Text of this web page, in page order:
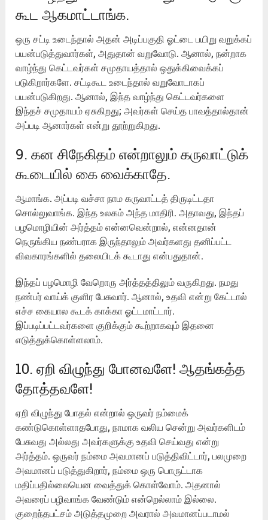
கூட ஆகமாட்டாங்க.
ஒரு சட்டி உடைந்தால் அதன் அடிப்பகுதி ஓட்டை பயிறு வறுக்கப்
பயன்படுத்துவார்கள், அதுதான் வறுவோடு. ஆனால், நன்றாக
வாழ்ந்து கெட்டவர்கள் சமுதாயத்தால் ஒதுக்கிவைக்கப்
படுகிறார்களே. சட்டிகூட உடைந்தால் வறுவோடாகப்
பயன்படுகிறது. ஆனால், இந்த வாழ்ந்து கெட்டவர்களை
இந்தச் சமுதாயம் ஏசுகிறது; அவர்கள் செய்த பாவத்தால்தான்
அப்படி ஆனார்கள் என்று தூற்றுகிறது.
9. கன சிநேகிதம் என்றாலும் கருவாட்டுக்
கூடையில் கை வைக்காதே.
ஆமாங்க. அப்படி வச்சா நாம கருவாட்டத் திருடிட்டதா
சொல்லுவாங்க. இந்த உலகம் அந்த மாதிரி. அதாவது, இந்தப்
பழமொழியின் அர்த்தம் என்னவென்றால், என்னதான்
நெருங்கிய நண்பராக இருந்தாலும் அவர்களது தனிப்பட்ட
விவகாரங்களில் தலையிடக் கூடாது என்பதுதான்.
இந்தப் பழமொழி வேறொரு அர்த்தத்திலும் வருகிறது. நமது
நண்பர் வாய்க் குளிர பேசுவார். ஆனால், உதவி என்று கேட்டால்
எச்ச கையால கூடக் காக்கா ஓட்டமாட்டார்.
இப்படிப்பட்டவர்களை குறிக்கும் கூற்றாகவும் இதனை
எடுத்துக்கொள்ளலாம்.
10. ஏறி விழுந்து போனவளே! ஆதங்கத்த
தோத்தவளே!
ஏறி விழுந்து போதல் என்றால் ஒருவர் நம்மைக்
கண்டுகொள்ளாதபோது, நாமாக வலிய சென்று அவர்களிடம்
பேசுவது அல்லது அவர்களுக்கு உதவி செய்வது என்று
அர்த்தம். ஒருவர் நம்மை அவமானப் படுத்திவிட்டார், பலமுறை
அவமானப் படுத்துகிறார், நம்மை ஒரு பொருட்டாக
மதிப்பதில்லையென வைத்துக் கொள்வோம். அதனால்
அவரைப் பழிவாங்க வேண்டும் என்றெல்லாம் இல்லை.
குறைந்தபட்சம் அடுத்தமுறை அவரால் அவமானப்படாமல்